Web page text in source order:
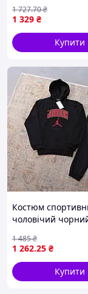
+ футболка)
коричневому
1 329 ₴
1 727.70₴
Купити
Костюм
чоловічий
штани ART0227
1 262.25 ₴
1 485₴
Купити